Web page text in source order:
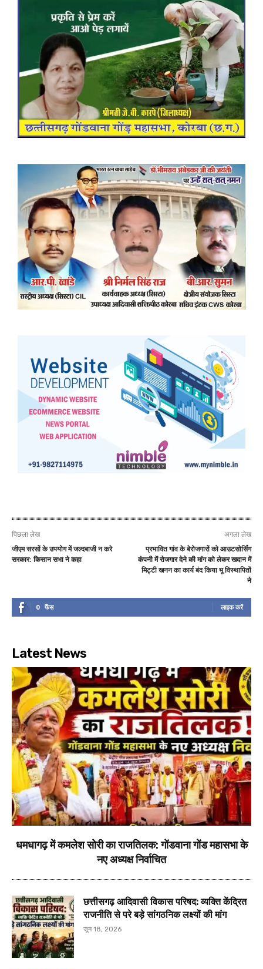
पिछला लेख
जीएम सरसों के उपयोग में जल्दबाजी न करे
सरकार: किसान सभा ने कहा
अगला लेख
प्रभावित गांव के बेरोजगारों को आउटसोर्सिंग
कंपनी में रोजगार देने की मांग को लेकर खदान में
मिट्टी खनन का कार्य बंद किया भू विस्थापितों
ने
0 फैंस लाइक करें
Latest News
धमधागढ़ में कमलेश सोरी का राजतिलक: गोंडवाना गोंड महासभा के
नए अध्यक्ष निर्वाचित
छत्तीसगढ़ आदिवासी विकास परिषद: व्यक्ति केंद्रित
राजनीति से परे बड़े सांगठनिक लक्ष्यों की मांग
जून 18, 2026